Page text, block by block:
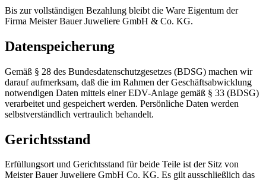
Bis zur vollständigen Bezahlung bleibt die Ware Eigentum der
Firma Meister Bauer Juweliere GmbH & Co. KG.
Datenspeicherung
Gemäß § 28 des Bundesdatenschutzgesetzes (BDSG) machen wir
darauf aufmerksam, daß die im Rahmen der Geschäftsabwicklung
notwendigen Daten mittels einer EDV-Anlage gemäß § 33 (BDSG)
verarbeitet und gespeichert werden. Persönliche Daten werden
selbstverständlich vertraulich behandelt.
Gerichtsstand
Erfüllungsort und Gerichtsstand für beide Teile ist der Sitz von
Meister Bauer Juweliere GmbH Co. KG. Es gilt ausschließlich das